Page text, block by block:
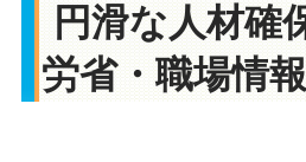
円滑な人材
労省・職場情